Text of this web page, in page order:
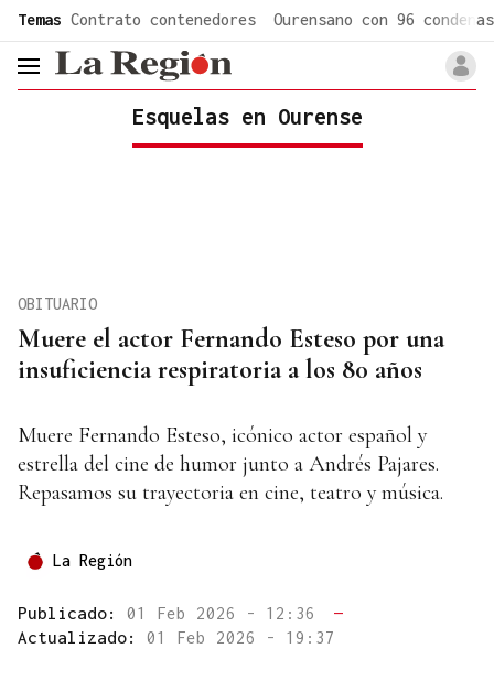
Temas Contrato contenedores Ourensano con 96 condenas
header.menu.open
Esquelas en Ourense
Muere el actor Fernando Esteso por una
insuficiencia respiratoria a los 80 años
OBITUARIO
Muere Fernando Esteso, icónico actor español y
estrella del cine de humor junto a Andrés Pajares.
Repasamos su trayectoria en cine, teatro y música.
La Región
Publicado: 01 Feb 2026 - 12:36
—
Actualizado: 01 Feb 2026 - 19:37